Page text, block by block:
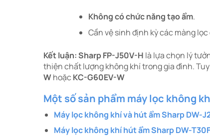
Không có chức năng tạo ẩm.​
Cần vệ sinh định kỳ các màng
Kết luận:Sharp FP-J50V-H là lựa chọn lý
thiện chất lượng không khí trong gia đình.
Whoặc KC-G60EV-W
Một số sản phẩm máy lọc không
Máy lọc không khí và hút ẩm Sharp DW-
Máy lọc không khí hút ẩm Sharp DW-